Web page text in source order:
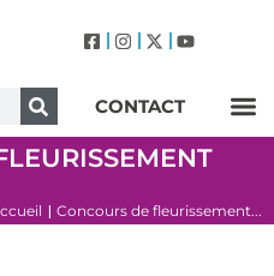
CONTACT
Concours de fleurissement...